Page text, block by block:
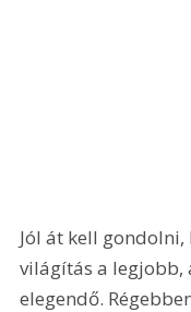
Jól át kell
világítás a legjobb,
elegendő.